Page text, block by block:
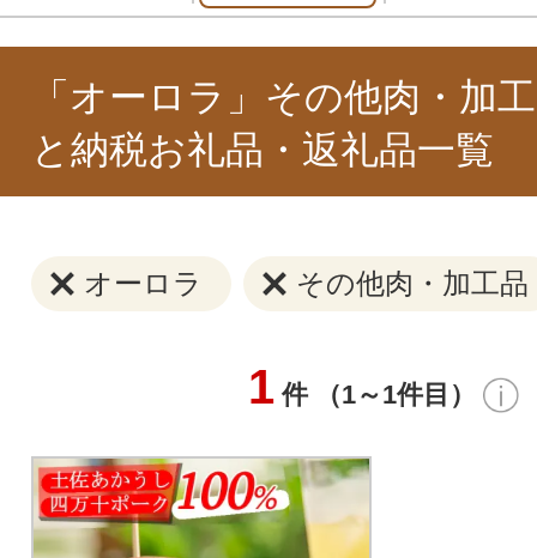
「オーロラ」その他肉・加
と納税お礼品・返礼品一覧
オーロラ その他肉・加工品
1 件 （1～1件目）